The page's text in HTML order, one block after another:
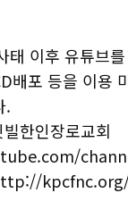
태 이후 유튜브
배포 등을 이용
.
한인장로교회
kpcfnc.org/